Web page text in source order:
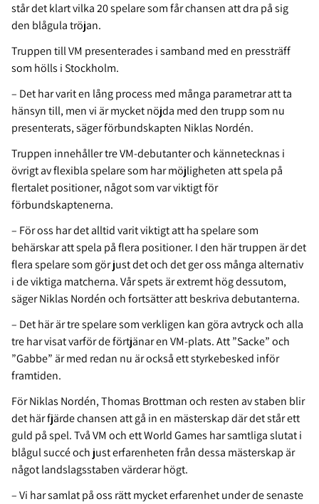
står det klart vilka 20 spelare som får chansen att dra på sig
den blågula tröjan.
Truppen till VM presenterades i samband med en pressträff
som hölls i Stockholm.
– Det har varit en lång process med många parametrar att ta
hänsyn till, men vi är mycket nöjda med den trupp som nu
presenterats, säger förbundskapten Niklas Nordén.
Truppen innehåller tre VM-debutanter och kännetecknas i
övrigt av flexibla spelare som har möjligheten att spela på
flertalet positioner, något som var viktigt för
förbundskaptenerna.
– För oss har det alltid varit viktigt att ha spelare som
behärskar att spela på flera positioner. I den här truppen är det
flera spelare som gör just det och det ger oss många alternativ
i de viktiga matcherna. Vår spets är extremt hög dessutom,
säger Niklas Nordén och fortsätter att beskriva debutanterna.
– Det här är tre spelare som verkligen kan göra avtryck och alla
tre har visat varför de förtjänar en VM-plats. Att ”Sacke” och
”Gabbe” är med redan nu är också ett styrkebesked inför
framtiden.
För Niklas Nordén, Thomas Brottman och resten av staben blir
det här fjärde chansen att gå in en mästerskap där det står ett
guld på spel. Två VM och ett World Games har samtliga slutat i
blågul succé och just erfarenheten från dessa mästerskap är
något landslagsstaben värderar högt.
– Vi har samlat på oss rätt mycket erfarenhet under de senaste